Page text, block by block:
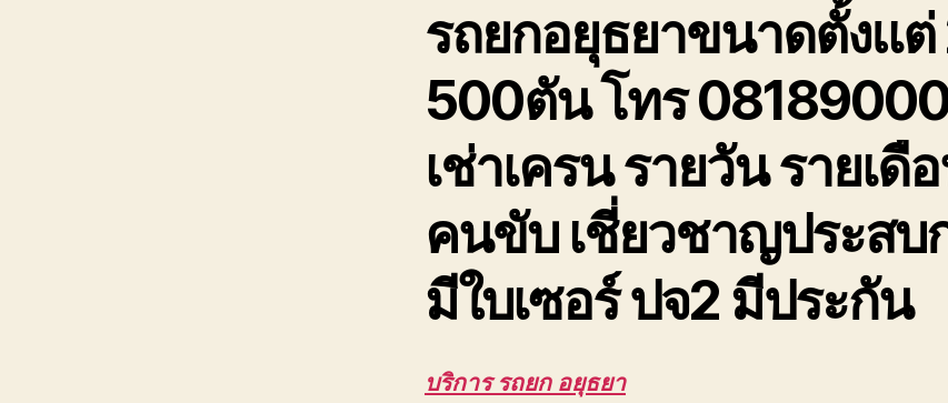
รถยกอยุธยาขนาดตั้งแ
500ตัน โทร
เช่าเครน รายวัน รายเดื
คนขับ เชี่ยวชาญประส
มีใบเซอร์ ปจ2 มีประกัน
บริการ รถยก อยุธยา